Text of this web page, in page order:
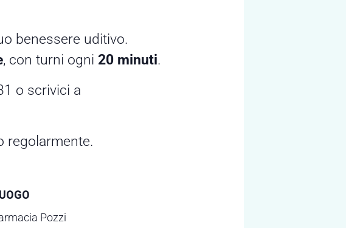
benessere uditivo.
, con turni ogni20 minuti.
o scrivici a
regolarmente.
Pozzi